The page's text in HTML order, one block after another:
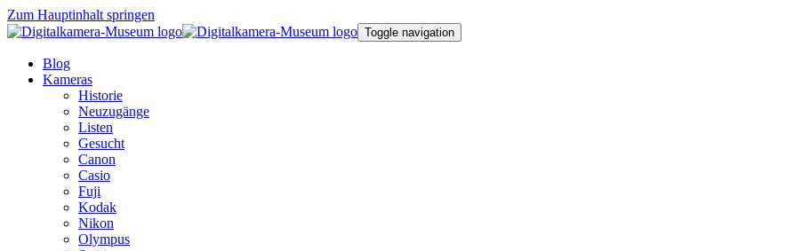
Zum Hauptinhalt springen
Toggle navigation
Blog
Kameras
Historie
Neuzugänge
Listen
Gesucht
Canon
Casio
Fuji
Kodak
Nikon
Olympus